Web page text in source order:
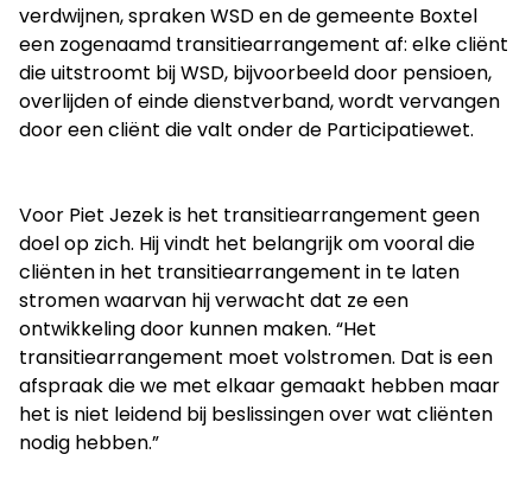
verdwijnen, spraken WSD en de gemeente Boxtel
een zogenaamd transitiearrangement af: elke cliënt
die uitstroomt bij WSD, bijvoorbeeld door pensioen,
overlijden of einde dienstverband, wordt vervangen
door een cliënt die valt onder de Participatiewet.
Voor Piet Jezek is het transitiearrangement geen
doel op zich. Hij vindt het belangrijk om vooral die
cliënten in het transitiearrangement in te laten
stromen waarvan hij verwacht dat ze een
ontwikkeling door kunnen maken. “Het
transitiearrangement moet volstromen. Dat is een
afspraak die we met elkaar gemaakt hebben maar
het is niet leidend bij beslissingen over wat cliënten
nodig hebben.”